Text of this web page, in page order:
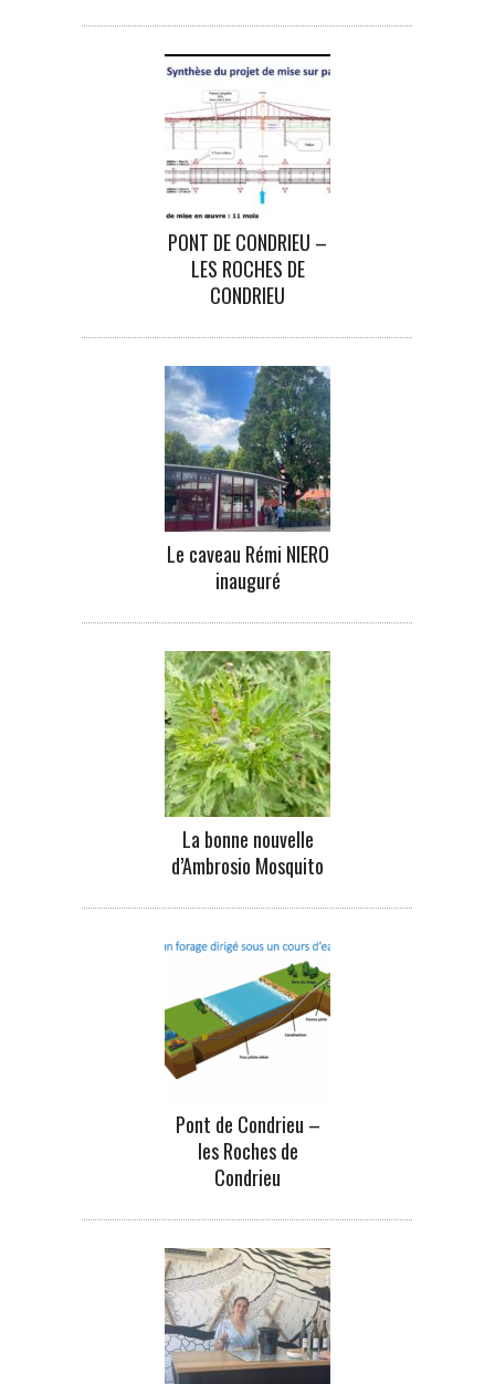
PONT DE CONDRIEU –
LES ROCHES DE
CONDRIEU
Le caveau Rémi NIERO
inauguré
La bonne nouvelle
d’Ambrosio Mosquito
Pont de Condrieu –
les Roches de
Condrieu